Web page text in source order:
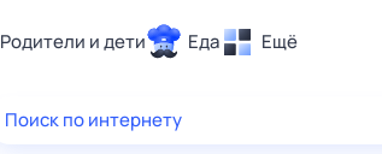
Родители и дети Еда Ещё
Здоровье
Поиск по интернету